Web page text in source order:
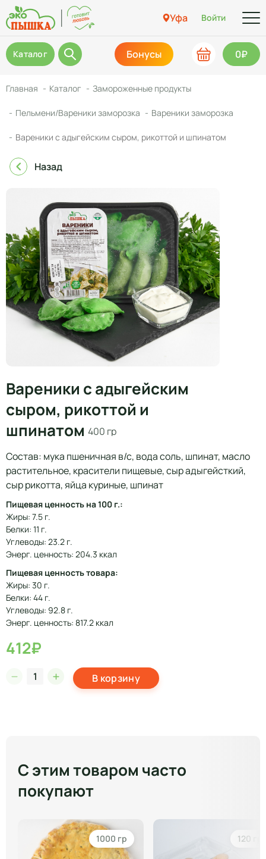
Уфа Войти
Каталог Бонусы 0₽
Главная Каталог Замороженные продукты
Пельмени/Вареники заморозка Вареники заморозка
Вареники с адыгейским сыром, рикоттой и шпинатом
Назад
Вареники с адыгейским
сыром, рикоттой и
шпинатом 400 гр
Состав: мука пшеничная в/с, вода соль, шпинат, масло
растительное, красители пищевые, сыр адыгейсткий,
сыр рикотта, яйца куриные, шпинат
Пищевая ценность на 100 г.:
Жиры: 7.5 г.
Белки: 11 г.
Углеводы: 23.2 г.
Энерг. ценность: 204.3 ккал
Пищевая ценность товара:
Жиры: 30 г.
Белки: 44 г.
Углеводы: 92.8 г.
Энерг. ценность: 817.2 ккал
412₽
В корзину
С этим товаром часто
покупают
1000 гр 120 гр